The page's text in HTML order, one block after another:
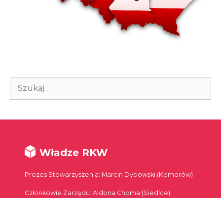
Szukaj:
Władze RKW
Prezes Stowarzyszenia: Marcin Dybowski (Komorów)
Członkowie Zarządu: Aldona Choma (Siedlce),